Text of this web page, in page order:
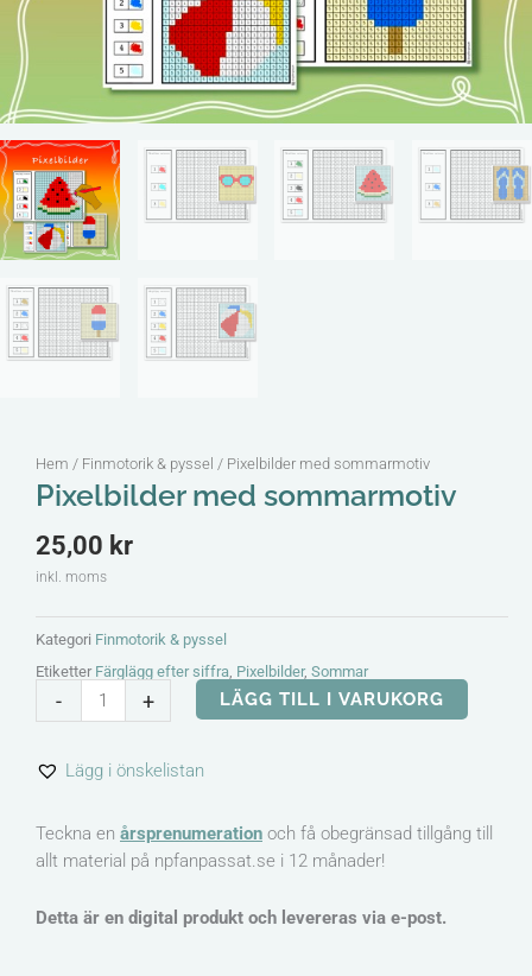
Hem / Finmotorik & pyssel / Pixelbilder med sommarmotiv
Pixelbilder med sommarmotiv
25,00 kr
inkl. moms
Kategori Finmotorik & pyssel
Etiketter Färglägg efter siffra Pixelbilder, Sommar
-
Pixelbilder
med
mängd
+ LÄGG TILL I VARUKORG
Lägg i önskelistan
Teckna en årsprenumeration och få obegränsad tillgång till
allt material på npfanpassat.se i 12 månader!
Detta är en digital produkt och levereras via e-post.